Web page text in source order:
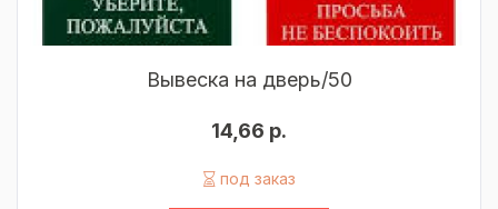
Вывеска на дверь/50
14,66 р.
под заказ